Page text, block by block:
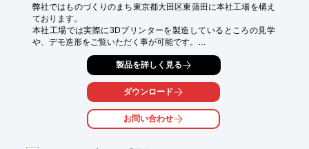
弊社ではものづくりのまち東京都大田区東蒲田に本社工場を構え
ております。
本社工場では実際に3Dプリンターを製造しているところの見学
や、デモ造形をご覧いただく事が可能です。
エンジニアに貴社のお困りごとの相談や、実機を見てのご質問な
また、大阪と名古屋に実機展示をしている事務所もございます
で、お気軽にお問い合わせくださいませ。(要予約)
製品を詳しく見る
ダウンロード
お問い合わせ